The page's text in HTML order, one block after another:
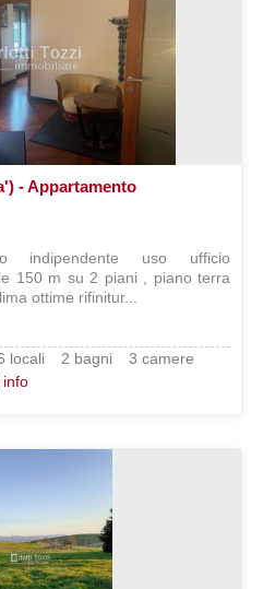
- Appartamento
indipendente uso ufficio
150 m su 2 piani , piano terra
ottime rifinitur...
locali 2 bagni
3 camere
info